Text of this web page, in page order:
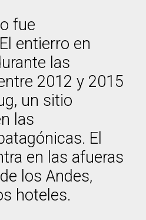
fue
entierro en
las
2012 y 2015
un sitio
las
El
en las afueras
los Andes,
hoteles.